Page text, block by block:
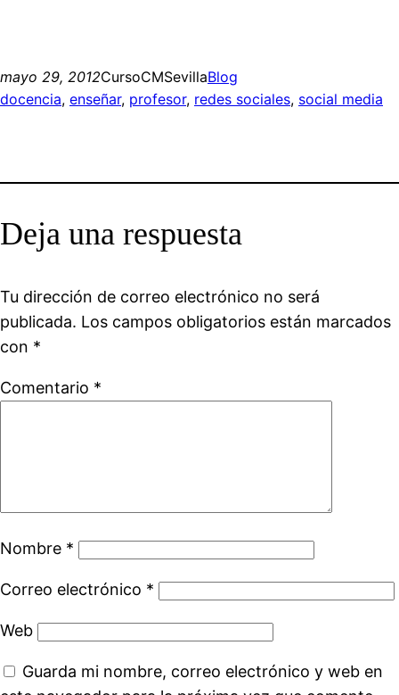
mayo 29, 2012CursoCMSevillaBlog
docencia, enseñar, profesor, redes sociales, social media
Deja una respuesta
Tu dirección de correo electrónico no será
publicada. Los campos obligatorios están marcados
con *
Comentario *
Nombre *
Correo electrónico *
Web
Guarda mi nombre, correo electrónico y web en